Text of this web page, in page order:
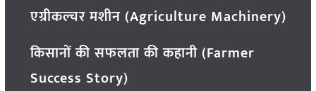
एग्रीकल्चर मशीन (Agriculture Machinery)
किसानों की सफलता की कहानी (Farmer
Success Story)